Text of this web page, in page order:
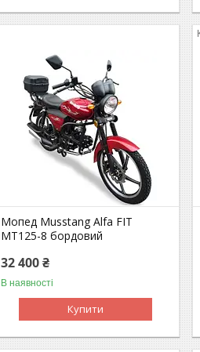
Мопед Musstang Alfa FIT
MT125-8 бордовий
32 400 ₴
В наявності
Купити